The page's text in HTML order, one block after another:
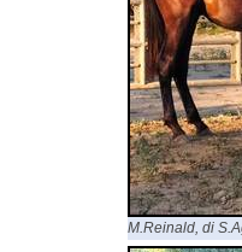
M.Reinald, di